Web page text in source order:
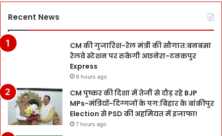
Recent News
CM की गुजारिश-रेल मंत्री की सौगात:बनबसा
रेलवे स्टेशन पर रुकेगी अछनेरा-टनकपुर
Express
6 hours ago
CM पुष्कर की दिशा में तेजी से दौड़ रहे BJP
MPs-मंत्रियों-दिग्गजों के पग:बिहार के बांकीपुर
Election से PSD की अहमियत में इजाफा!
7 hours ago